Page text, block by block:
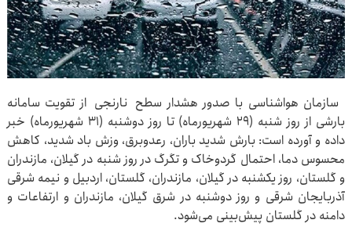
سازمان هواشناسی با صدور هشدار سطح نارنجی از تقویت سامانه
بارشی از روز شنبه (۲۹ شهریورماه) تا روز دوشنبه (۳۱ شهریورماه) خبر
داده و آورده است: بارش شدید باران، رعدوبرق، وزش باد شدید، کاهش
محسوس دما، احتمال گردوخاک و تگرگ در روز شنبه در گیلان، مازندران
و گلستان، روز یکشنبه در گیلان، مازندران، گلستان، اردبیل و نیمه شرقی
آذربایجان شرقی و روز دوشنبه در شرق گیلان، مازندران و ارتفاعات و
دامنه در گلستان پیش‌بینی می‌شود.